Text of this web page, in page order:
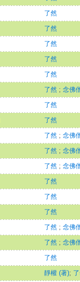
了然
了然
了然
了然
了然
了然 ; 念佛
了然
了然
了然 ; 念佛
了然 ; 念佛
了然 ; 念佛
了然
了然
了然
了然 ; 念佛
了然 ; 念佛
了然
靜權 (著);